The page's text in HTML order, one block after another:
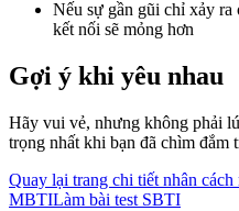
Nếu sự gần gũi chỉ xảy ra
kết nối sẽ mỏng hơn
Gợi ý khi yêu nhau
Hãy vui vẻ, nhưng không phải
trọng nhất khi bạn đã chìm đắm
Quay lại trang chi tiết nhân cách
MBTILàm bài test SBTI